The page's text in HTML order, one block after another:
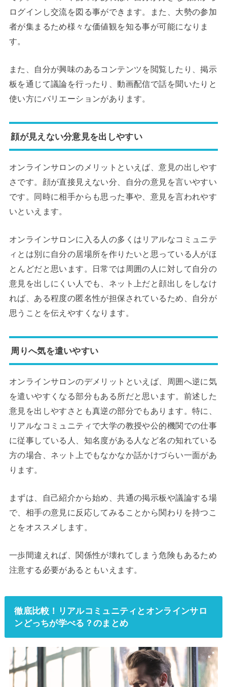
ログインし交流を図る事ができます。また、大勢の参加
者が集まるため様々な価値観を知る事が可能になりま
す。
また、自分が興味のあるコンテンツを閲覧したり、掲示
板を通じて議論を行ったり、動画配信で話を聞いたりと
使い方にバリエーションがあります。
顔が見えない分意見を出しやすい
オンラインサロンのメリットといえば、意見の出しやす
さです。顔が直接見えない分、自分の意見を言いやすい
です。同時に相手からも思った事や、意見を言われやす
いといえます。
オンラインサロンに入る人の多くはリアルなコミュニテ
ィとは別に自分の居場所を作りたいと思っている人がほ
とんどだと思います。日常では周囲の人に対して自分の
意見を出しにくい人でも、ネット上だと顔出しをしなけ
れば、ある程度の匿名性が担保されているため、自分が
思うことを伝えやすくなります。
周りへ気を遣いやすい
オンラインサロンのデメリットといえば、周囲へ逆に気
を遣いやすくなる部分もある所だと思います。前述した
意見を出しやすさとも真逆の部分でもあります。特に、
リアルなコミュニティで大学の教授や公的機関での仕事
に従事している人、知名度がある人など名の知れている
方の場合、ネット上でもなかなか話かけづらい一面があ
ります。
まずは、自己紹介から始め、共通の掲示板や議論する場
で、相手の意見に反応してみることから関わりを持つこ
とをオススメします。
一歩間違えれば、関係性が壊れてしまう危険もあるため
注意する必要があるともいえます。
徹底比較！リアルコミュニティとオンラインサロ
ンどっちが学べる？のまとめ